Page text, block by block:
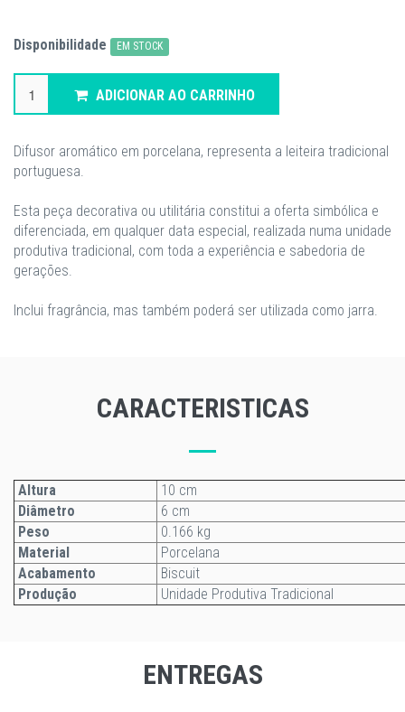
Disponibilidade EM STOCK
ADICIONAR AO CARRINHO
Difusor aromático em porcelana, representa a leiteira tradicional
portuguesa.
Esta peça decorativa ou utilitária constitui a oferta simbólica e
diferenciada, em qualquer data especial, realizada numa unidade
produtiva tradicional, com toda a experiência e sabedoria de
gerações.
Inclui fragrância, mas também poderá ser utilizada como jarra.
CARACTERISTICAS
Altura
10 cm
Diâmetro
6 cm
Peso
0.166 kg
Material
Porcelana
Acabamento
Biscuit
Produção
Unidade Produtiva Tradicional
ENTREGAS